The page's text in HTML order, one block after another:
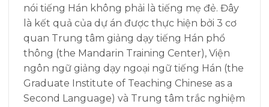
nói tiếng Hán không phải là tiếng mẹ đẻ. Đây
là kết quả của dự án được thực hiện bởi 3 cơ
quan Trung tâm giảng dạy tiếng Hán phổ
thông (the Mandarin Training Center), Viện
ngôn ngữ giảng dạy ngoại ngữ tiếng Hán (the
Graduate Institute of Teaching Chinese as a
Second Language) và Trung tâm trắc nghiệm